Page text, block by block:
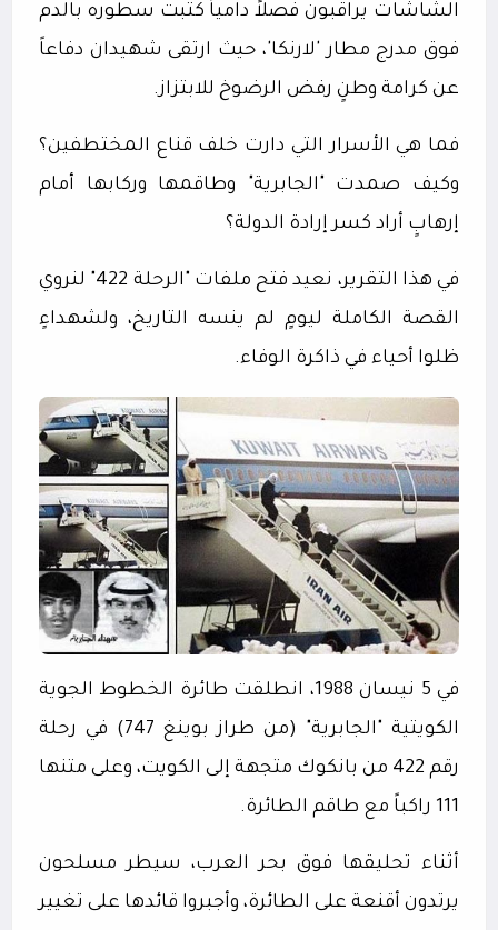
الشاشات يراقبون فصلاً دامياً كُتبت سطوره بالدم
فوق مدرج مطار 'لارنكا'، حيث ارتقى شهيدان دفاعاً
عن كرامة وطنٍ رفض الرضوخ للابتزاز.
فما هي الأسرار التي دارت خلف قناع المختطفين؟
وكيف صمدت "الجابرية" وطاقمها وركابها أمام
إرهابٍ أراد كسر إرادة الدولة؟
في هذا التقرير، نعيد فتح ملفات "الرحلة 422" لنروي
القصة الكاملة ليومٍ لم ينسه التاريخ، ولشهداءٍ
ظلوا أحياء في ذاكرة الوفاء.
في 5 نيسان 1988، انطلقت طائرة الخطوط الجوية
الكويتية "الجابرية" (من طراز بوينغ 747) في رحلة
رقم 422 من بانكوك متجهة إلى الكويت، وعلى متنها
111 راكباً مع طاقم الطائرة.
أثناء تحليقها فوق بحر العرب، سيطر مسلحون
يرتدون أقنعة على الطائرة، وأجبروا قائدها على تغيير